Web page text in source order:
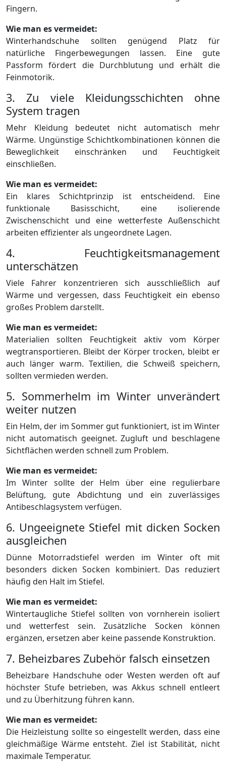
Fingern.
Wie man es vermeidet:
Winterhandschuhe sollten genügend Platz für
natürliche Fingerbewegungen lassen. Eine gute
Passform fördert die Durchblutung und erhält die
Feinmotorik.
3. Zu viele Kleidungsschichten ohne
System tragen
Mehr Kleidung bedeutet nicht automatisch mehr
Wärme. Ungünstige Schichtkombinationen können die
Beweglichkeit einschränken und Feuchtigkeit
einschließen.
Wie man es vermeidet:
Ein klares Schichtprinzip ist entscheidend. Eine
funktionale Basisschicht, eine isolierende
Zwischenschicht und eine wetterfeste Außenschicht
arbeiten effizienter als ungeordnete Lagen.
4. Feuchtigkeitsmanagement
unterschätzen
Viele Fahrer konzentrieren sich ausschließlich auf
Wärme und vergessen, dass Feuchtigkeit ein ebenso
großes Problem darstellt.
Wie man es vermeidet:
Materialien sollten Feuchtigkeit aktiv vom Körper
wegtransportieren. Bleibt der Körper trocken, bleibt er
auch länger warm. Textilien, die Schweiß speichern,
sollten vermieden werden.
5. Sommerhelm im Winter unverändert
weiter nutzen
Ein Helm, der im Sommer gut funktioniert, ist im Winter
nicht automatisch geeignet. Zugluft und beschlagene
Sichtflächen werden schnell zum Problem.
Wie man es vermeidet:
Im Winter sollte der Helm über eine regulierbare
Belüftung, gute Abdichtung und ein zuverlässiges
Antibeschlagsystem verfügen.
6. Ungeeignete Stiefel mit dicken Socken
ausgleichen
Dünne Motorradstiefel werden im Winter oft mit
besonders dicken Socken kombiniert. Das reduziert
häufig den Halt im Stiefel.
Wie man es vermeidet:
Wintertaugliche Stiefel sollten von vornherein isoliert
und wetterfest sein. Zusätzliche Socken können
ergänzen, ersetzen aber keine passende Konstruktion.
7. Beheizbares Zubehör falsch einsetzen
Beheizbare Handschuhe oder Westen werden oft auf
höchster Stufe betrieben, was Akkus schnell entleert
und zu Überhitzung führen kann.
Wie man es vermeidet:
Die Heizleistung sollte so eingestellt werden, dass eine
gleichmäßige Wärme entsteht. Ziel ist Stabilität, nicht
maximale Temperatur.